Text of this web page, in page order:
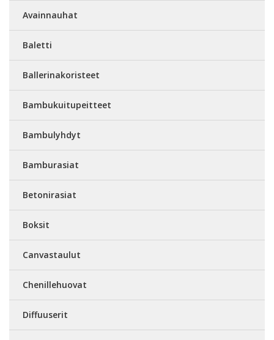
Avainnauhat
Baletti
Ballerinakoristeet
Bambukuitupeitteet
Bambulyhdyt
Bamburasiat
Betonirasiat
Boksit
Canvastaulut
Chenillehuovat
Diffuuserit